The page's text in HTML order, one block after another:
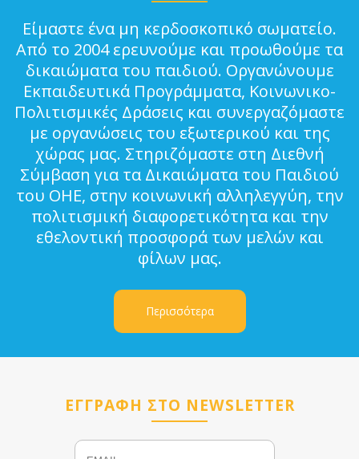
Είμαστε ένα μη κερδοσκοπικό σωματείο.
Από το 2004 ερευνούμε και προωθούμε τα
δικαιώματα του παιδιού. Οργανώνουμε
Εκπαιδευτικά Προγράμματα, Κοινωνικο-
Πολιτισμικές Δράσεις και συνεργαζόμαστε
με οργανώσεις του εξωτερικού και της
χώρας μας. Στηριζόμαστε στη Διεθνή
Σύμβαση για τα Δικαιώματα του Παιδιού
του ΟΗΕ, στην κοινωνική αλληλεγγύη, την
πολιτισμική διαφορετικότητα και την
εθελοντική προσφορά των μελών και
φίλων μας.
Περισσότερα
ΕΓΓΡΑΦΗ ΣΤΟ NEWSLETTER
Email